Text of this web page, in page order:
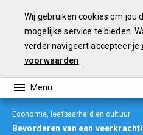
Wij gebruiken cookies om jou
mogelijke service te bieden.
verder navigeert accepteer je
voorwaarden
Economie, leefbaarheid en cultuur
Bevorderen van een